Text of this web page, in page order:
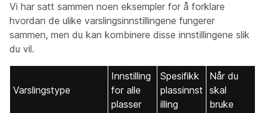
Vi har satt sammen noen eksempler for å forklare
hvordan de ulike varslingsinnstillingene fungerer
sammen, men du kan kombinere disse innstillingene slik
du vil.
Varslingstype
Innstilling
for alle
plasser
Spesifikk
plassinnst
illing
Når du
skal
bruke